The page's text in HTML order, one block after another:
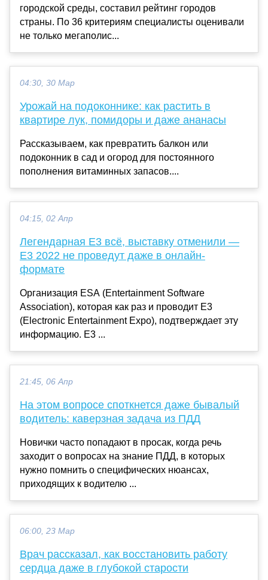
городской среды, составил рейтинг городов
страны. По 36 критериям специалисты оценивали
не только мегаполис...
04:30, 30 Мар
Урожай на подоконнике: как растить в
квартире лук, помидоры и даже ананасы
Рассказываем, как превратить балкон или
подоконник в сад и огород для постоянного
пополнения витаминных запасов....
04:15, 02 Апр
Легендарная E3 всё, выставку отменили —
E3 2022 не проведут даже в онлайн-
формате
Организация ESA (Entertainment Software
Association), которая как раз и проводит E3
(Electronic Entertainment Expo), подтверждает эту
информацию. E3 ...
21:45, 06 Апр
На этом вопросе споткнется даже бывалый
водитель: каверзная задача из ПДД
Новички часто попадают в просак, когда речь
заходит о вопросах на знание ПДД, в которых
нужно помнить о специфических нюансах,
приходящих к водителю ...
06:00, 23 Мар
Врач рассказал, как восстановить работу
сердца даже в глубокой старости